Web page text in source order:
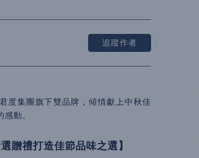
追蹤作者
度集團旗下雙品牌，傾情獻上中秋佳
動。
贈禮打造佳節品味之選】